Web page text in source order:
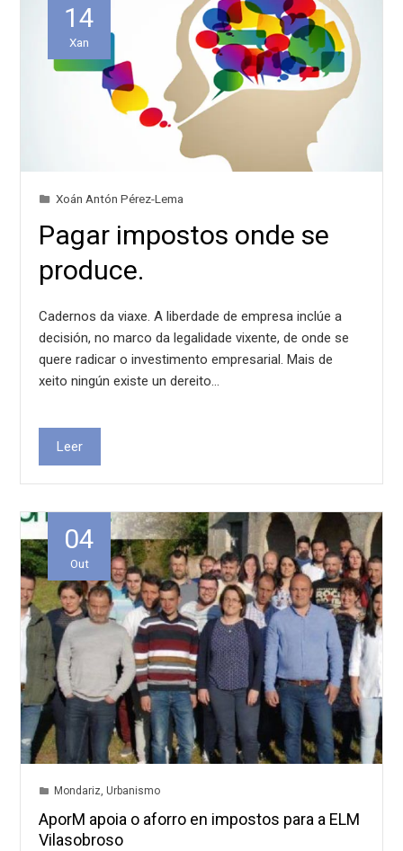
14
Xan
Xoán Antón Pérez-Lema
Pagar impostos onde se
produce.
Cadernos da viaxe. A liberdade de empresa inclúe a
decisión, no marco da legalidade vixente, de onde se
quere radicar o investimento empresarial. Mais de
xeito ningún existe un dereito…
Leer
04
Out
Mondariz, Urbanismo
AporM apoia o aforro en impostos para a ELM
Vilasobroso